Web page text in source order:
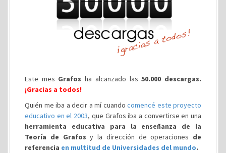
Este mes Grafos ha alcanzado las50.000 descargas.
¡Gracias a todos!
Quién me iba a decir a mí cuando comencé este proyecto
educativo en el 2003, que Grafos iba a convertirse en una
herramienta educativa para la enseñanza de la
Teoría de Grafos y la dirección de operaciones de
referencia en multitud de Universidades del mundo.